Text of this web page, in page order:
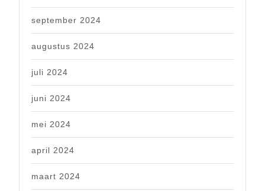
september 2024
augustus 2024
juli 2024
juni 2024
mei 2024
april 2024
maart 2024